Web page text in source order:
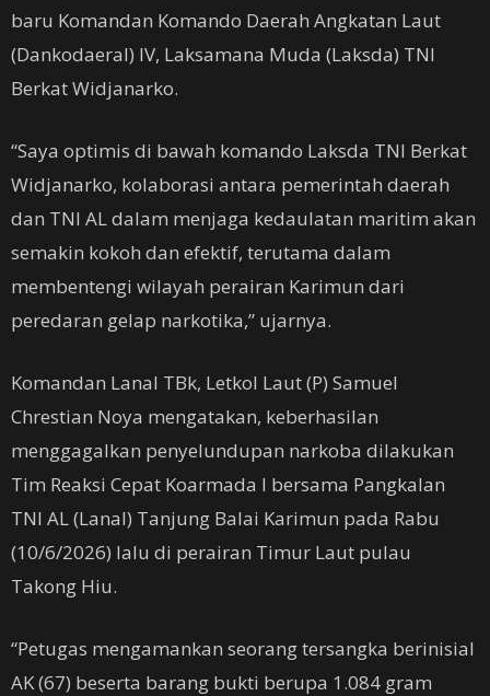
baru Komandan Komando Daerah Angkatan Laut
(Dankodaeral) IV, Laksamana Muda (Laksda) TNI
Berkat Widjanarko.
“Saya optimis di bawah komando Laksda TNI Berkat
Widjanarko, kolaborasi antara pemerintah daerah
dan TNI AL dalam menjaga kedaulatan maritim akan
semakin kokoh dan efektif, terutama dalam
membentengi wilayah perairan Karimun dari
peredaran gelap narkotika,” ujarnya.
Komandan Lanal TBk, Letkol Laut (P) Samuel
Chrestian Noya mengatakan, keberhasilan
menggagalkan penyelundupan narkoba dilakukan
Tim Reaksi Cepat Koarmada I bersama Pangkalan
TNI AL (Lanal) Tanjung Balai Karimun pada Rabu
(10/6/2026) lalu di perairan Timur Laut pulau
Takong Hiu.
“Petugas mengamankan seorang tersangka berinisial
AK (67) beserta barang bukti berupa 1.084 gram